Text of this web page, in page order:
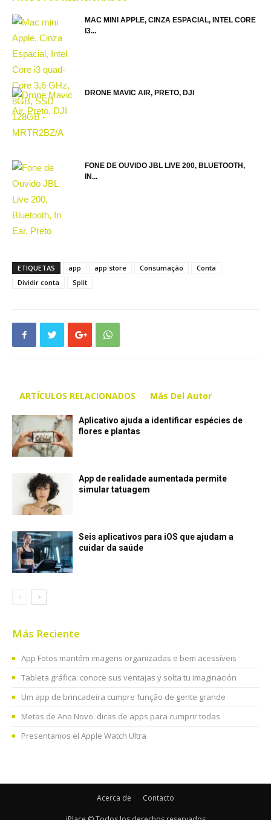
MAC MINI APPLE, CINZA ESPACIAL, INTEL CORE
I3...
DRONE MAVIC AIR, PRETO, DJI
FONE DE OUVIDO JBL LIVE 200, BLUETOOTH,
IN...
ETIQUETAS app app store Consumação
Conta
Dividir conta
Split
ARTÍCULOS RELACIONADOS Más Del Autor
Aplicativo ajuda a identificar espécies de
flores e plantas
App de realidade aumentada permite
simular tatuagem
Seis aplicativos para iOS que ajudam a
cuidar da saúde
Más Reciente
App Fotos mantém imagens organizadas e bem acessíveis
Tableta gráfica: conoce sus ventajas y solta tu imaginación
Um app de brincadeira cumpre função de gente grande
Metas de Ano Novo: dicas de apps para cumprir todas
Presentamos el Apple Watch Ultra
Acerca de Contacto